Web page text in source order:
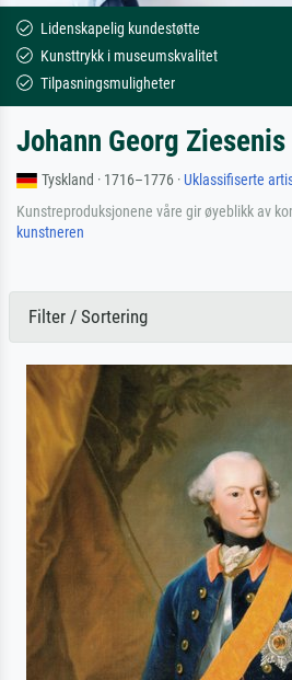
Lidenskapelig kundestøtte
Kunsttrykk i museumskvalitet
Tilpasningsmuligheter
Johann Georg Ziesenis
Tyskland · 1716–1776 · Uklassifiserte
Kunstreproduksjonene våre gir øyeblikk av
kunstneren
Filter / Sortering